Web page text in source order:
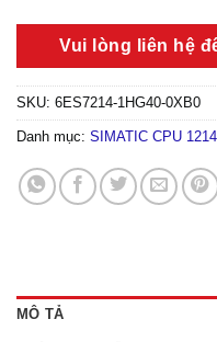
Vui lòng liên hệ
SKU: 6ES7214-1HG40-0XB0
Danh mục: SIMATIC CPU
MÔ TẢ